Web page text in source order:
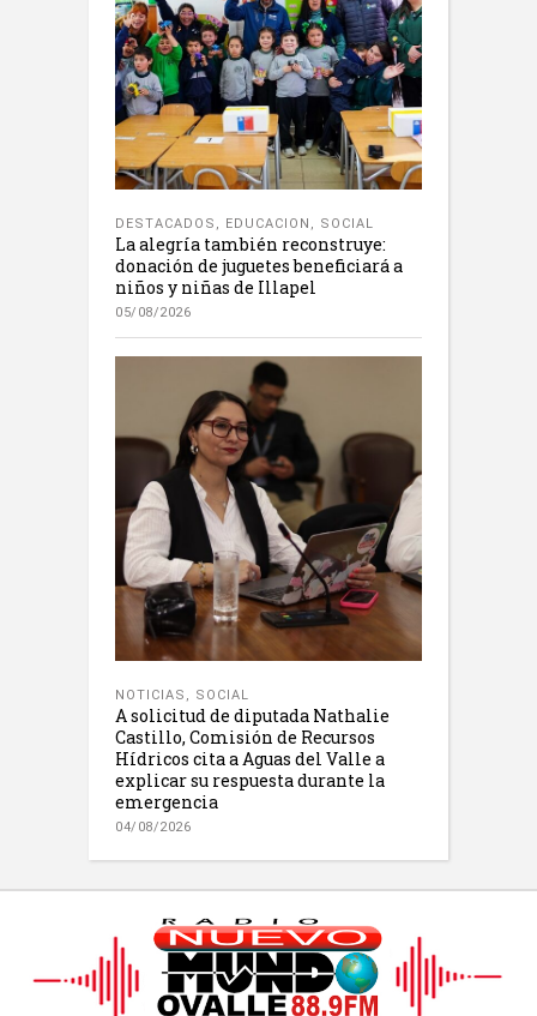
DESTACADOS , EDUCACION , SOCIAL
La alegría también reconstruye:
donación de juguetes beneficiará a
niños y niñas de Illapel
05/08/2026
NOTICIAS , SOCIAL
A solicitud de diputada Nathalie
Castillo, Comisión de Recursos
Hídricos cita a Aguas del Valle a
explicar su respuesta durante la
emergencia
04/08/2026